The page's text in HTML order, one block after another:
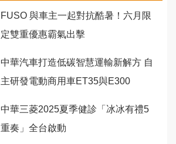
FUSO 與車主一起對抗酷暑！六月限
定雙重優惠霸氣出擊
中華汽車打造低碳智慧運輸新解方 自
主研發電動商用車ET35與E300
中華三菱2025夏季健診「冰冰有禮5
重奏」全台啟動